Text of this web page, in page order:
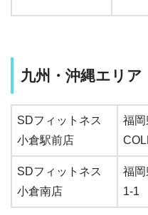
九州・沖縄エリア
SDフィットネス
小倉駅前店
福
SDフィットネス
小倉南店
福
1-1